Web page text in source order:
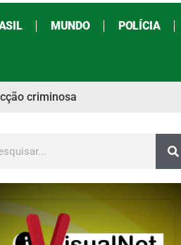
MUNDO POLÍCIA
criminosa